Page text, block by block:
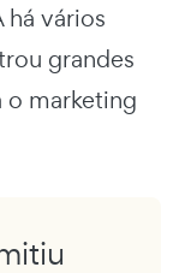
vários
grandes
o marketing